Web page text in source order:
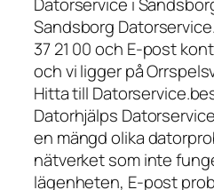
Sandsborg
37 21 00 och E-post
och vi ligger på
Hitta till
Datorhjälps
en mängd olika
nätverket som inte
lägenheten, E-post